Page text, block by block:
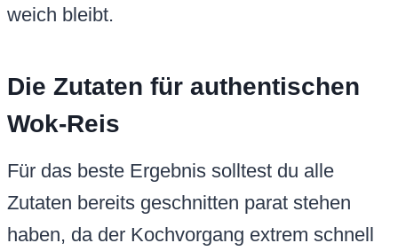
weich bleibt.
Die Zutaten für authentischen
Wok-Reis
Für das beste Ergebnis solltest du alle
Zutaten bereits geschnitten parat stehen
haben, da der Kochvorgang extrem schnell